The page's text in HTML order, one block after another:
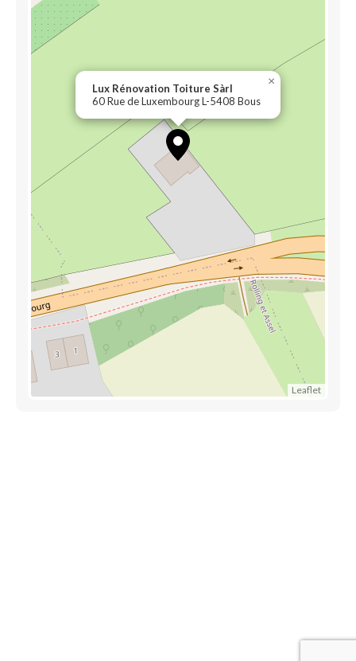
Lux Rénovation Toiture Sàrl
60 Rue de Luxembourg L-5408 Bous
×
Leaflet